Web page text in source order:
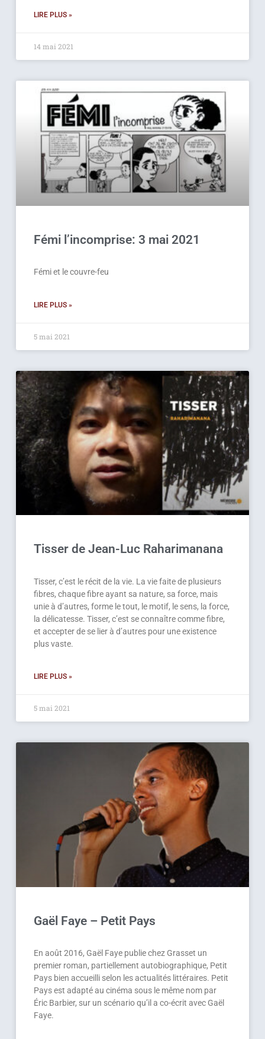
LIRE PLUS »
14 mai 2021
Fémi l’incomprise: 3 mai 2021
Fémi et le couvre-feu
LIRE PLUS »
5 mai 2021
Tisser de Jean-Luc Raharimanana
Tisser, c’est le récit de la vie. La vie faite de plusieurs
fibres, chaque fibre ayant sa nature, sa force, mais
unie à d’autres, forme le tout, le motif, le sens, la force,
la délicatesse. Tisser, c’est se connaître comme fibre,
et accepter de se lier à d’autres pour une existence
plus vaste.
LIRE PLUS »
5 mai 2021
Gaël Faye – Petit Pays
En août 2016, Gaël Faye publie chez Grasset un
premier roman, partiellement autobiographique, Petit
Pays bien accueilli selon les actualités littéraires. Petit
Pays est adapté au cinéma sous le même nom par
Éric Barbier, sur un scénario qu’il a co-écrit avec Gaël
Faye.